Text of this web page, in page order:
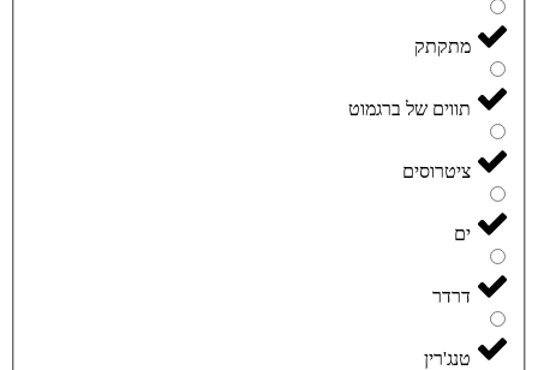
מתקתק
תווים של ברגמוט
ציטרוסים
ים
דרדר
טנג'רין